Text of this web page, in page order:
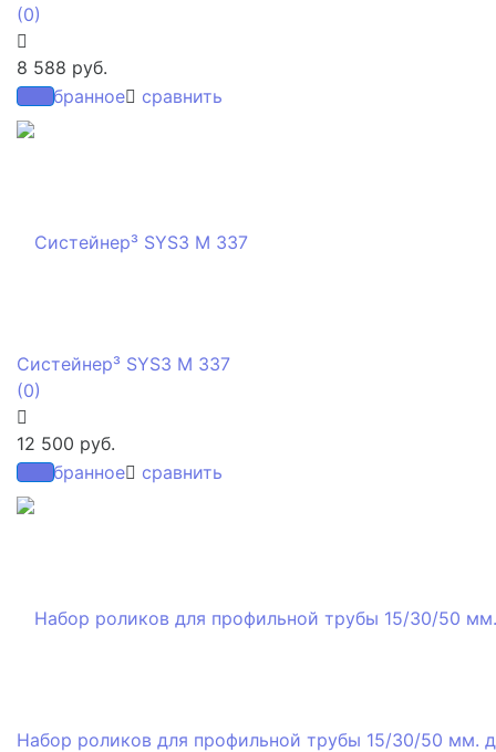
избранное сравнить
(0)
8 588 руб.
избранное сравнить
Систейнер³ SYS3 M 337
(0)
12 500 руб.
Набор роликов для профильной трубы 15/30/50 мм.